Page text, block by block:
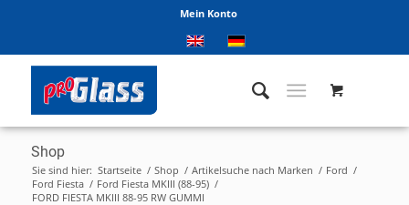
Mein Konto
Shop
Sie sind hier: Startseite / Shop / Artikelsuche nach Marken / Ford /
Ford Fiesta / Ford Fiesta MKIII (88-95) /
FORD FIESTA MKIII 88-95 RW GUMMI